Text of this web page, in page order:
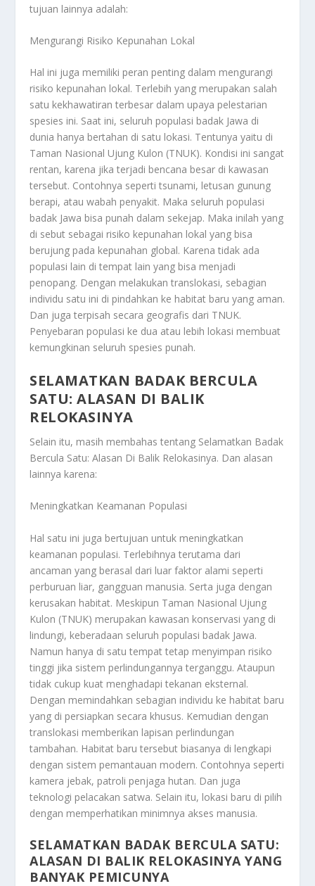
tujuan lainnya adalah:
Mengurangi Risiko Kepunahan Lokal
Hal ini juga memiliki peran penting dalam mengurangi
risiko kepunahan lokal. Terlebih yang merupakan salah
satu kekhawatiran terbesar dalam upaya pelestarian
spesies ini. Saat ini, seluruh populasi badak Jawa di
dunia hanya bertahan di satu lokasi. Tentunya yaitu di
Taman Nasional Ujung Kulon (TNUK). Kondisi ini sangat
rentan, karena jika terjadi bencana besar di kawasan
tersebut. Contohnya seperti tsunami, letusan gunung
berapi, atau wabah penyakit. Maka seluruh populasi
badak Jawa bisa punah dalam sekejap. Maka inilah yang
di sebut sebagai risiko kepunahan lokal yang bisa
berujung pada kepunahan global. Karena tidak ada
populasi lain di tempat lain yang bisa menjadi
penopang. Dengan melakukan translokasi, sebagian
individu satu ini di pindahkan ke habitat baru yang aman.
Dan juga terpisah secara geografis dari TNUK.
Penyebaran populasi ke dua atau lebih lokasi membuat
kemungkinan seluruh spesies punah.
SELAMATKAN BADAK BERCULA
SATU: ALASAN DI BALIK
RELOKASINYA
Selain itu, masih membahas tentang Selamatkan Badak
Bercula Satu: Alasan Di Balik Relokasinya. Dan alasan
lainnya karena:
Meningkatkan Keamanan Populasi
Hal satu ini juga bertujuan untuk meningkatkan
keamanan populasi. Terlebihnya terutama dari
ancaman yang berasal dari luar faktor alami seperti
perburuan liar, gangguan manusia. Serta juga dengan
kerusakan habitat. Meskipun Taman Nasional Ujung
Kulon (TNUK) merupakan kawasan konservasi yang di
lindungi, keberadaan seluruh populasi badak Jawa.
Namun hanya di satu tempat tetap menyimpan risiko
tinggi jika sistem perlindungannya terganggu. Ataupun
tidak cukup kuat menghadapi tekanan eksternal.
Dengan memindahkan sebagian individu ke habitat baru
yang di persiapkan secara khusus. Kemudian dengan
translokasi memberikan lapisan perlindungan
tambahan. Habitat baru tersebut biasanya di lengkapi
dengan sistem pemantauan modern. Contohnya seperti
kamera jebak, patroli penjaga hutan. Dan juga
teknologi pelacakan satwa. Selain itu, lokasi baru di pilih
dengan memperhatikan minimnya akses manusia.
SELAMATKAN BADAK BERCULA SATU:
ALASAN DI BALIK RELOKASINYA YANG
BANYAK PEMICUNYA